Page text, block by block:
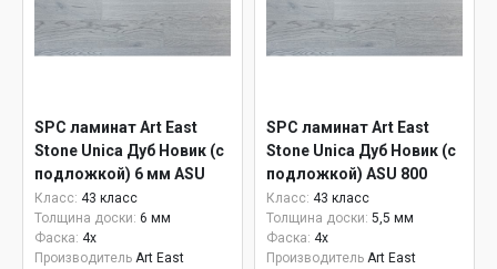
SPC ламинат Art East
Stone Unica Дуб Новик (с
подложкой) 6 мм ASU
800
Класс: 43 класс
Толщина доски: 6 мм
Фаска: 4x
Производитель Art East
SPC ламинат Art East
Stone Unica Дуб Новик (с
подложкой) ASU 800
Класс: 43 класс
Толщина доски: 5,5 мм
Фаска: 4x
Производитель Art East